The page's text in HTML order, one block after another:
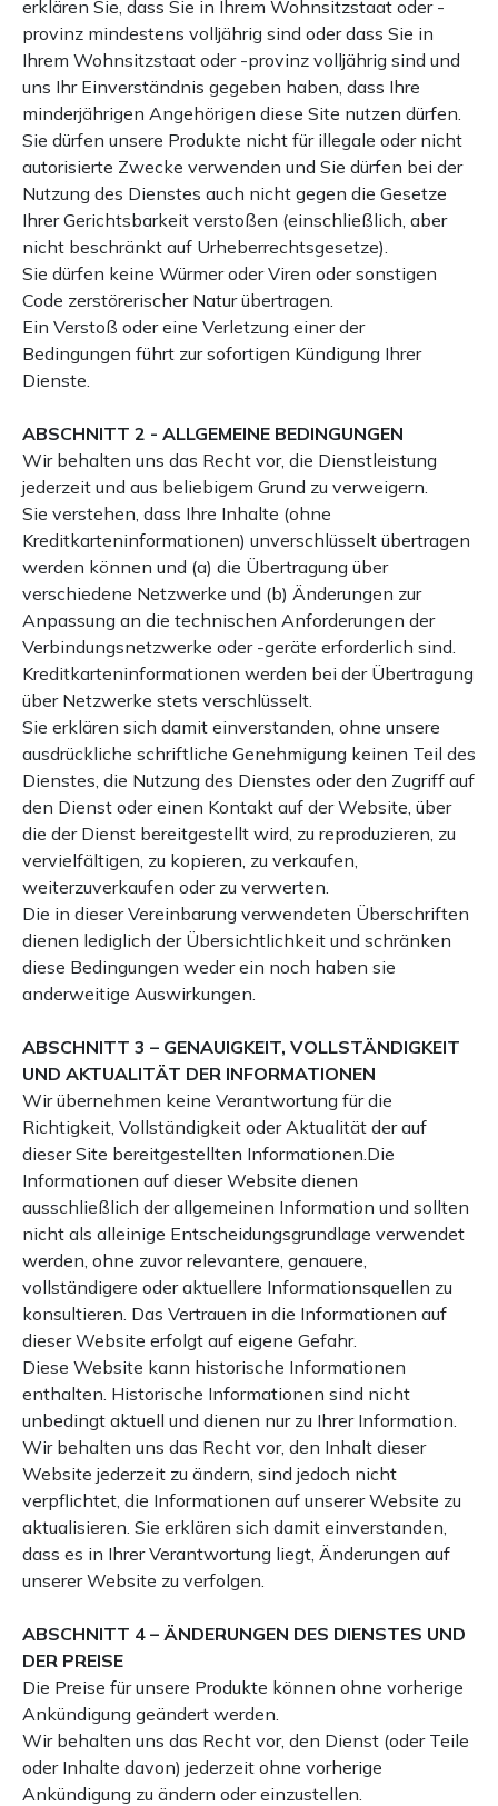
erklären Sie, dass Sie in Ihrem Wohnsitzstaat oder -
provinz mindestens volljährig sind oder dass Sie in
Ihrem Wohnsitzstaat oder -provinz volljährig sind und
uns Ihr Einverständnis gegeben haben, dass Ihre
minderjährigen Angehörigen diese Site nutzen dürfen.
Sie dürfen unsere Produkte nicht für illegale oder nicht
autorisierte Zwecke verwenden und Sie dürfen bei der
Nutzung des Dienstes auch nicht gegen die Gesetze
Ihrer Gerichtsbarkeit verstoßen (einschließlich, aber
nicht beschränkt auf Urheberrechtsgesetze).
Sie dürfen keine Würmer oder Viren oder sonstigen
Code zerstörerischer Natur übertragen.
Ein Verstoß oder eine Verletzung einer der
Bedingungen führt zur sofortigen Kündigung Ihrer
Dienste.
ABSCHNITT 2 - ALLGEMEINE BEDINGUNGEN
Wir behalten uns das Recht vor, die Dienstleistung
jederzeit und aus beliebigem Grund zu verweigern.
Sie verstehen, dass Ihre Inhalte (ohne
Kreditkarteninformationen) unverschlüsselt übertragen
werden können und (a) die Übertragung über
verschiedene Netzwerke und (b) Änderungen zur
Anpassung an die technischen Anforderungen der
Verbindungsnetzwerke oder -geräte erforderlich sind.
Kreditkarteninformationen werden bei der Übertragung
über Netzwerke stets verschlüsselt.
Sie erklären sich damit einverstanden, ohne unsere
ausdrückliche schriftliche Genehmigung keinen Teil des
Dienstes, die Nutzung des Dienstes oder den Zugriff auf
den Dienst oder einen Kontakt auf der Website, über
die der Dienst bereitgestellt wird, zu reproduzieren, zu
vervielfältigen, zu kopieren, zu verkaufen,
weiterzuverkaufen oder zu verwerten.
Die in dieser Vereinbarung verwendeten Überschriften
dienen lediglich der Übersichtlichkeit und schränken
diese Bedingungen weder ein noch haben sie
anderweitige Auswirkungen.
ABSCHNITT 3 – GENAUIGKEIT, VOLLSTÄNDIGKEIT
UND AKTUALITÄT DER INFORMATIONEN
Wir übernehmen keine Verantwortung für die
Richtigkeit, Vollständigkeit oder Aktualität der auf
dieser Site bereitgestellten Informationen.Die
Informationen auf dieser Website dienen
ausschließlich der allgemeinen Information und sollten
nicht als alleinige Entscheidungsgrundlage verwendet
werden, ohne zuvor relevantere, genauere,
vollständigere oder aktuellere Informationsquellen zu
konsultieren. Das Vertrauen in die Informationen auf
dieser Website erfolgt auf eigene Gefahr.
Diese Website kann historische Informationen
enthalten. Historische Informationen sind nicht
unbedingt aktuell und dienen nur zu Ihrer Information.
Wir behalten uns das Recht vor, den Inhalt dieser
Website jederzeit zu ändern, sind jedoch nicht
verpflichtet, die Informationen auf unserer Website zu
aktualisieren. Sie erklären sich damit einverstanden,
dass es in Ihrer Verantwortung liegt, Änderungen auf
unserer Website zu verfolgen.
ABSCHNITT 4 – ÄNDERUNGEN DES DIENSTES UND
DER PREISE
Die Preise für unsere Produkte können ohne vorherige
Ankündigung geändert werden.
Wir behalten uns das Recht vor, den Dienst (oder Teile
oder Inhalte davon) jederzeit ohne vorherige
Ankündigung zu ändern oder einzustellen.